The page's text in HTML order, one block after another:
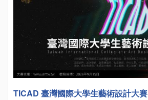
TICAD 臺灣國際大學生藝術設計大賽